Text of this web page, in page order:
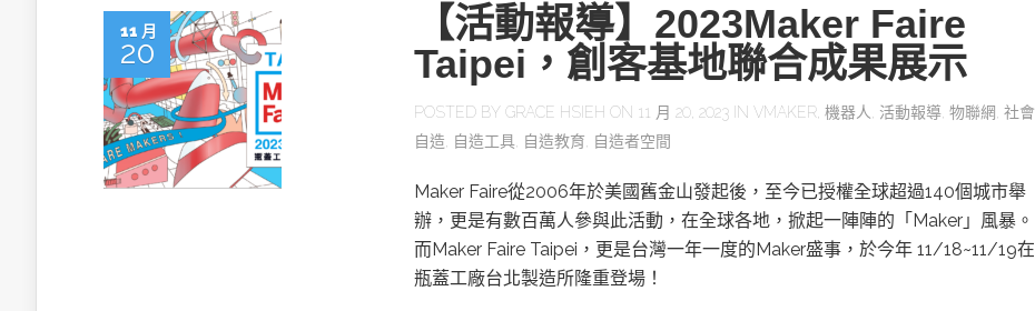
11 月
20
【活動報導】2023Maker Faire
Taipei，創客基地聯合成果展示
POSTED BY GRACE HSIEH ON 11 月 20, 2023 IN VMAKER 機器人 活動報導 物聯網 社會
自造
自造工具 自造教育 自造者空間
Maker Faire從2006年於美國舊金山發起後，至今已授權全球超過140個城市舉
辦，更是有數百萬人參與此活動，在全球各地，掀起一陣陣的「Maker」風暴。
而Maker Faire Taipei，更是台灣一年一度的Maker盛事，於今年 11/18~11/19在
瓶蓋工廠台北製造所隆重登場！